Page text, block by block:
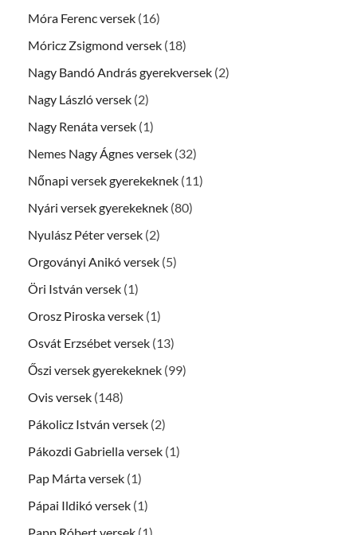
Móra Ferenc versek (16)
Móricz Zsigmond versek (18)
Nagy Bandó András gyerekversek (2)
Nagy László versek (2)
Nagy Renáta versek (1)
Nemes Nagy Ágnes versek (32)
Nőnapi versek gyerekeknek (11)
Nyári versek gyerekeknek (80)
Nyulász Péter versek (2)
Orgoványi Anikó versek (5)
Öri István versek (1)
Orosz Piroska versek (1)
Osvát Erzsébet versek (13)
Őszi versek gyerekeknek (99)
Ovis versek (148)
Pákolicz István versek (2)
Pákozdi Gabriella versek (1)
Pap Márta versek (1)
Pápai Ildikó versek (1)